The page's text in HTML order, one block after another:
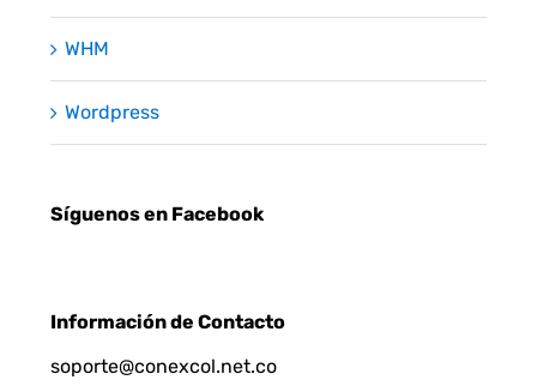
WHM
Wordpress
Síguenos en Facebook
Información de Contacto
soporte@conexcol.net.co